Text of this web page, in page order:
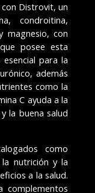
Distrovit, un
condroitina,
magnesio, con
posee esta
para la
además
como la
C ayuda a la
la buena salud
como
la nutrición y la
a la salud.
complementos